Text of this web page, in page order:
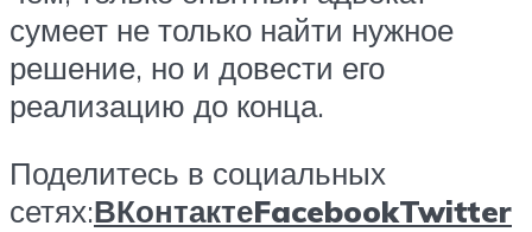
сумеет не только найти нужное
решение, но и довести его
реализацию до конца.
Поделитесь в социальных
сетях:ВКонтактеFacebookTwitter